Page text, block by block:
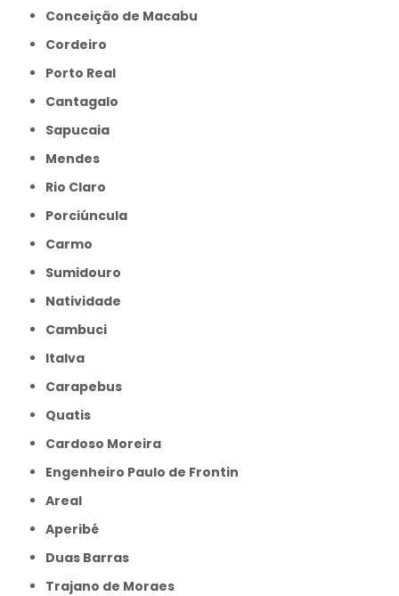
Conceição de Macabu
Cordeiro
Porto Real
Cantagalo
Sapucaia
Mendes
Rio Claro
Porciúncula
Carmo
Sumidouro
Natividade
Cambuci
Italva
Carapebus
Quatis
Cardoso Moreira
Engenheiro Paulo de Frontin
Areal
Aperibé
Duas Barras
Trajano de Moraes